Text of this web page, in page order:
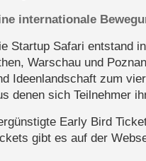
internationale
Startup Safari entstand
Warschau und
Ideenlandschaft zum
denen sich Teilnehmer
Early Bird
gibt es auf der